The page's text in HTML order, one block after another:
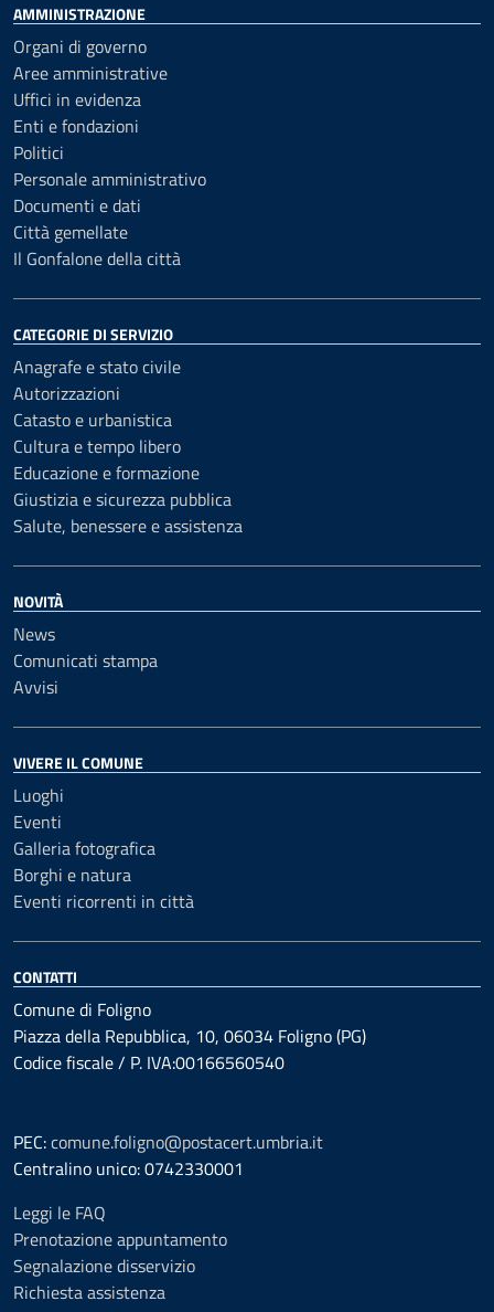
AMMINISTRAZIONE
Organi di governo
Aree amministrative
Uffici in evidenza
Enti e fondazioni
Politici
Personale amministrativo
Documenti e dati
Città gemellate
Il Gonfalone della città
CATEGORIE DI SERVIZIO
Anagrafe e stato civile
Autorizzazioni
Catasto e urbanistica
Cultura e tempo libero
Educazione e formazione
Giustizia e sicurezza pubblica
Salute, benessere e assistenza
NOVITÀ
News
Comunicati stampa
Avvisi
VIVERE IL COMUNE
Luoghi
Eventi
Galleria fotografica
Borghi e natura
Eventi ricorrenti in città
CONTATTI
Comune di Foligno
Piazza della Repubblica, 10, 06034 Foligno (PG)
Codice fiscale / P. IVA:00166560540
PEC:comune.foligno@postacert.umbria.it
Centralino unico: 0742330001
Leggi le FAQ
Prenotazione appuntamento
Segnalazione disservizio
Richiesta assistenza